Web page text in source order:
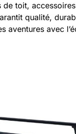
toit,
qualité,
aventures avec